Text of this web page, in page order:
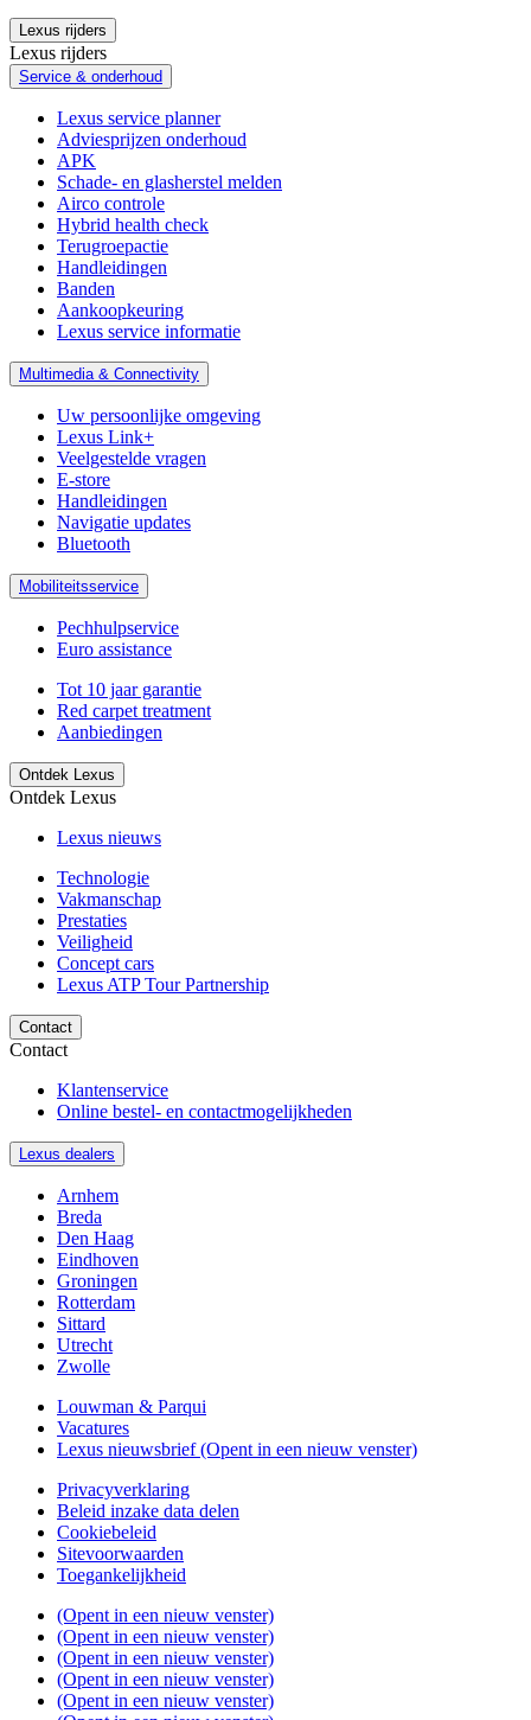
Lexus rijders
Lexus rijders
Service & onderhoud
Lexus service planner
Adviesprijzen onderhoud
APK
Schade- en glasherstel melden
Airco controle
Hybrid health check
Terugroepactie
Handleidingen
Banden
Aankoopkeuring
Lexus service informatie
Multimedia & Connectivity
Uw persoonlijke omgeving
Lexus Link+
Veelgestelde vragen
E-store
Handleidingen
Navigatie updates
Bluetooth
Mobiliteitsservice
Pechhulpservice
Euro assistance
Tot 10 jaar garantie
Red carpet treatment
Aanbiedingen
Ontdek Lexus
Ontdek Lexus
Lexus nieuws
Technologie
Vakmanschap
Prestaties
Veiligheid
Concept cars
Lexus ATP Tour Partnership
Contact
Contact
Klantenservice
Online bestel- en contactmogelijkheden
Lexus dealers
Arnhem
Breda
Den Haag
Eindhoven
Groningen
Rotterdam
Sittard
Utrecht
Zwolle
Louwman & Parqui
Vacatures
Lexus nieuwsbrief(Opent in een nieuw venster)
Privacyverklaring
Beleid inzake data delen
Cookiebeleid
Sitevoorwaarden
Toegankelijkheid
(Opent in een nieuw venster)
(Opent in een nieuw venster)
(Opent in een nieuw venster)
(Opent in een nieuw venster)
(Opent in een nieuw venster)